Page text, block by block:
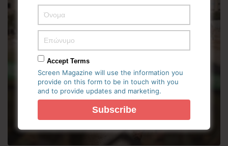
Accept Terms
Screen Magazine will use the information you
provide on this form to be in touch with you
and to provide updates and marketing.